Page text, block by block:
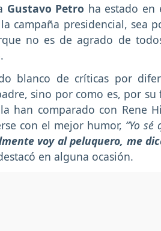
Gustavo Petro ha estado en
campaña presidencial, sea
no es de agrado de
blanco de críticas por
sino por como es, por su
han comparado con Rene
con el mejor humor, “Yo sé
voy al peluquero, me
en alguna ocasión.